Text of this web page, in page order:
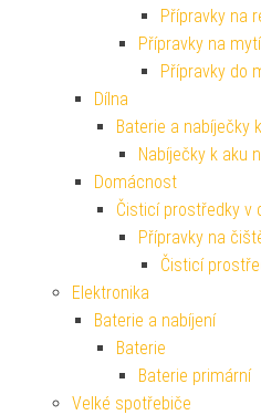
Přípravky na
Přípravky na
Přípravky do
Dílna
Baterie a nabíječky
Nabíječky k aku
Domácnost
Čisticí prostředky v
Přípravky na
Čisticí
Elektronika
Baterie a nabíjení
Baterie
Baterie primární
Velké spotřebiče